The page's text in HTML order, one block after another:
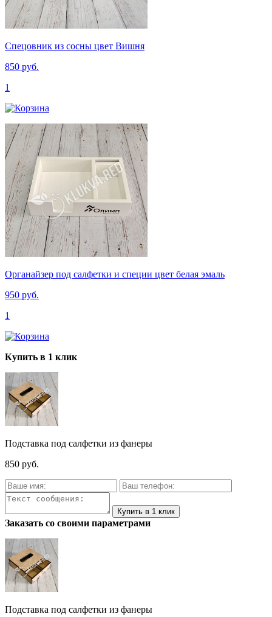
Спецовник из сосны цвет Вишня
850 руб.
1
Органайзер под салфетки и специи цвет белая эмаль
950 руб.
1
Купить в 1 клик
Подставка под салфетки из фанеры
850 руб.
Заказать со своими параметрами
Подставка под салфетки из фанеры